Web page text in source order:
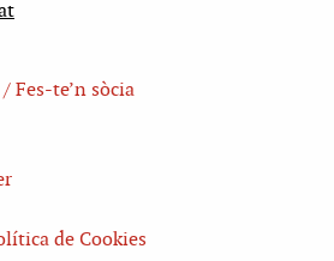
Fes-te’n sòcia
de Cookies